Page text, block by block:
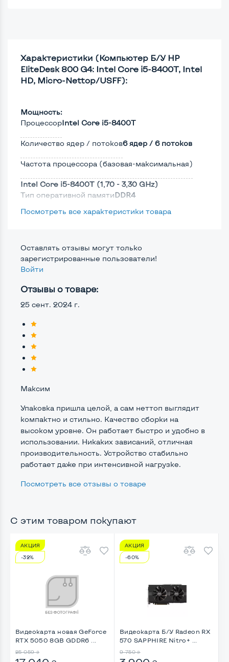
Характеристики (Компьютер Б/У HP
EliteDesk 800 G4: Intel Core i5-8400T, Intel
HD, Micro-Nettop/USFF):
Мощность:
ПроцессорIntel Core i5-8400T
Количество ядер / потоков6 ядер / 6 потоков
Частота процессора (базовая-максимальная)
Intel Core i5-8400T (1,70 - 3,30 GHz)
Тип оперативной памятиDDR4
Тип накопителяSSD M.2 2280
Жесткий диск
Возможности видеокарты:
Видеопроцессор системного блока
Размер видеопамяти, Гб
Типоразмер корпусаMicro-Nettop/USFF
Крепление на монитор сзадиДа
Оптический приводНет
Разъемы подключения:
Выход DVI
Картридер для карт SD/SDHC/SDXC
Port для клавиатуры PS/2 Нет
Разъем для микрофона и наушников
Посмотреть все характеристики товара
Оставлять отзывы могут только
зарегистрированные пользователи!
Войти
Отзывы о товаре:
25 сент. 2024 г.
Максим
Упаковка пришла целой, а сам неттоп выглядит
компактно и стильно. Качество сборки на
высоком уровне. Он работает быстро и удобно в
использовании. Никаких зависаний, отличная
производительность. Устройство стабильно
работает даже при интенсивной нагрузке.
Посмотреть все отзывы о товаре
С этим товаром покупают
АКЦИЯ
-32%
Видеокарта новая GeForce
RTX 5050 8GB GDDR6 ...
25 059 ₴
АКЦИЯ
-60%
Видеокарта Б/У Radeon RX
570 SAPPHIRE Nitro+ ...
9 750 ₴